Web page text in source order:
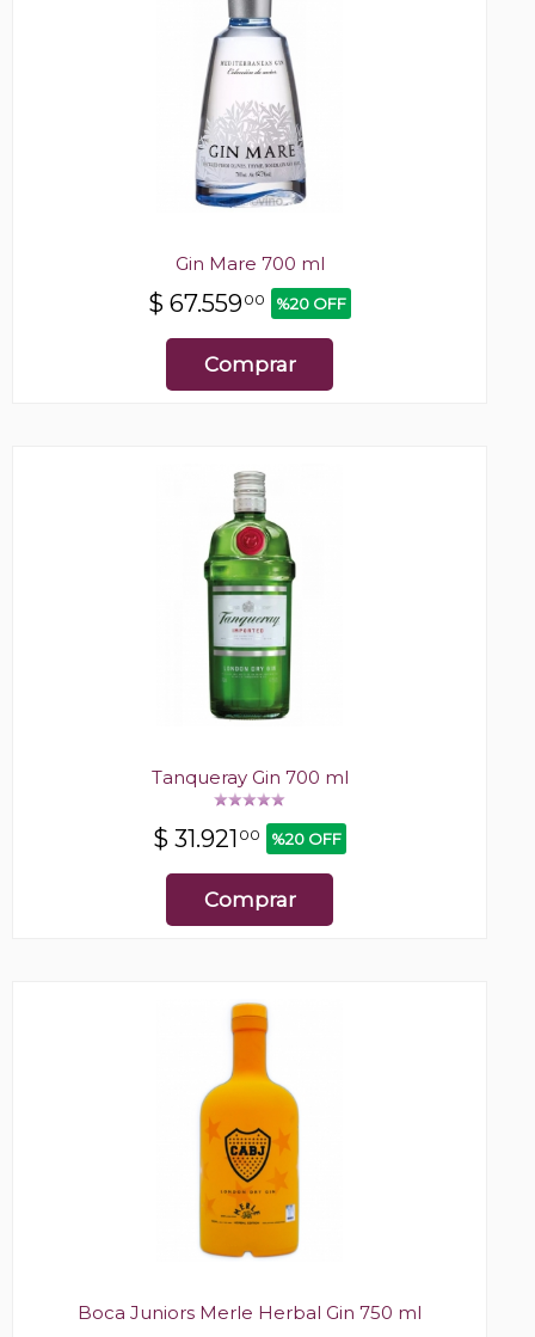
Gin Mare 700 ml
$ 67.55900 %20 OFF
Comprar
Tanqueray Gin 700 ml
$ 31.921 00 %20 OFF
Comprar
Boca Juniors Merle Herbal Gin 750 ml